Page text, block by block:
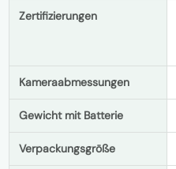
Zertifizierungen
Kameraabmessungen
Gewicht mit Batterie
Verpackungsgröße